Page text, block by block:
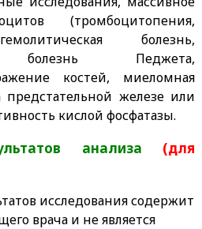
(тромбоцитопения,
болезнь,
болезнь Педжета,
костей, миеломная
железе или
кислой фосфатазы.
анализа (для
исследования содержит
врача и не является